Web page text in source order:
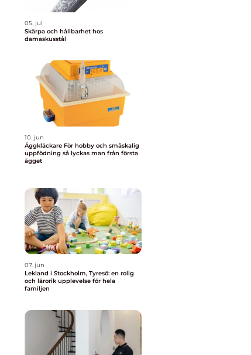
05. jul
Skärpa och hållbarhet hos
damaskusstål
10. jun
Äggkläckare För hobby och småskalig
uppfödning så lyckas man från första
ägget
07. jun
Lekland i Stockholm, Tyresö: en rolig
och lärorik upplevelse för hela
familjen